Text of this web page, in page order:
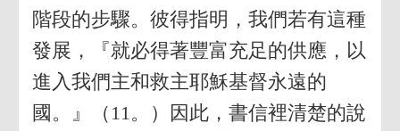
階段的步驟。彼得指明，我們若有這種
發展，『就必得著豐富充足的供應，以
進入我們主和救主耶穌基督永遠的
國。』（11。）因此，書信裡清楚的說